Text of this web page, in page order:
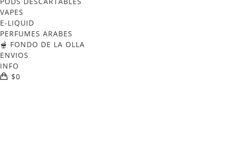
VAPES
E-LIQUID
PERFUMES ARABES
🫕 FONDO DE LA OLLA
ENVIOS
INFO
$0